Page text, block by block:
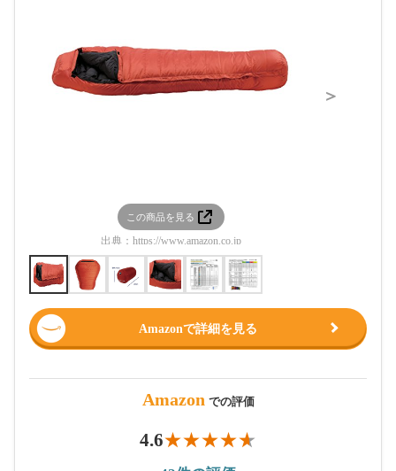
この商品を見る
出典： https://www.amazon.co.jp
＞
Amazonで詳細を見る
Amazon での評価
4.6